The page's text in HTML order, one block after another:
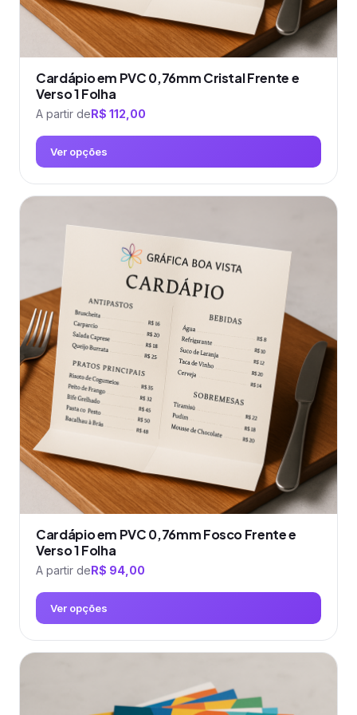
Cardápio em PVC 0,76mm Cristal Frente e
Verso 1 Folha
A partir deR$ 112,00
Ver opções
Este
produto
As
opções
podem
ser
escolhidas
na
página
do
produto
Cardápio em PVC 0,76mm Fosco Frente e
Verso 1 Folha
A partir deR$ 94,00
Ver opções
Este
produto